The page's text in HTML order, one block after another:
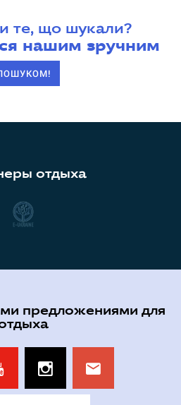
те, що шукали?
нашим зручним
отдыха
предложениями для